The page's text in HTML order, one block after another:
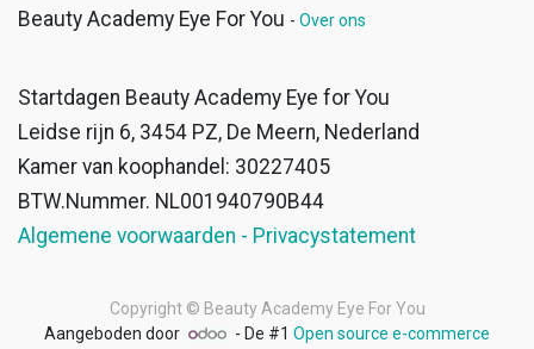
Beauty Academy Eye For You - Over ons
Startdagen Beauty Academy Eye for You
Leidse rijn 6, 3454 PZ, De Meern, Nederland
Kamer van koophandel: 30227405
BTW.Nummer. NL001940790B44
Algemene voorwaarden - Privacystatement
Copyright © Beauty Academy Eye For You
Aangeboden door
- De #1Open source e-commerce